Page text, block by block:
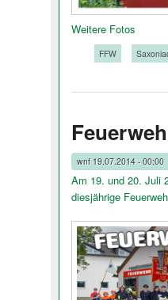
Weitere Fotos
FFW
wnf19.07.2014 - 00:00
Am 19. und 20. Juli
diesjährige